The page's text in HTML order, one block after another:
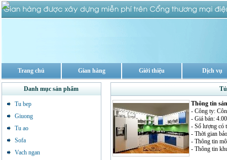
Trang chủ Gian hàng Giới thiệu Dịch vụ
Danh mục sản phẩm
Tu bep
Giuong
Tu ao
Sofa
Vach ngan
Thông tin
- Công ty:
- Giá bán:
- Số lượng có
- Thời gian
- Thông tin
- Thông tin